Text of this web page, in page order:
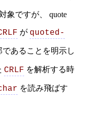
象ですが、 quote
が quoted-
あることを明示し
CRLF を解析する時
を読み飛ばす